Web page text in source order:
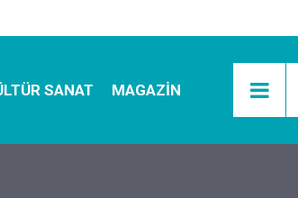
SANAT MAGAZIN
Dostu Ambalaj